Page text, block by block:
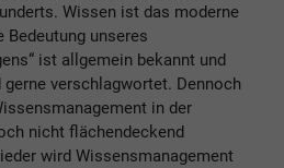
Wissen ist das moderne
Bedeutung unseres
ist allgemein bekannt und
verschlagwortet. Dennoch
in der
nicht flächendeckend
wird Wissensmanagement